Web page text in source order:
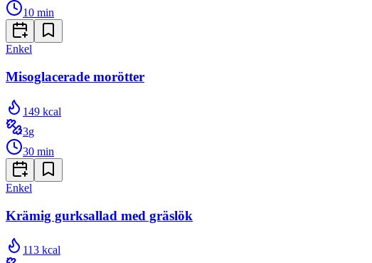
10 min
Enkel
Misoglacerade morötter
149 kcal
3g
30 min
Enkel
Krämig gurksallad med gräslök
113 kcal